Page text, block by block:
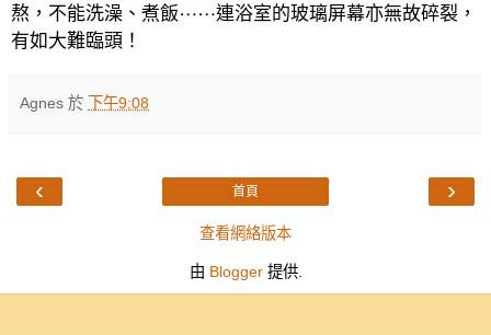
熬，不能洗澡、煮飯⋯⋯連浴室的玻璃屏幕亦無故碎裂，
有如大難臨頭！
Agnes 於 下午9:08
‹ ›
首頁
查看網絡版本
由 Blogger提供.